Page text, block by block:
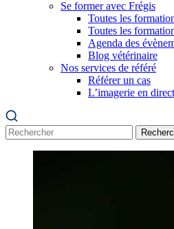
Se former avec Frégis
Toutes les
Toutes les
Agenda des
Blog vétérinaire
Nos services de référé
Référer un cas
L’imagerie en direct